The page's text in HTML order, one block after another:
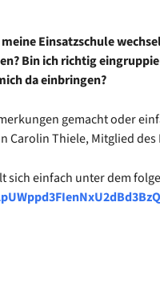
Ein­satz­schu­le
Bin ich rich­tig
da ein­brin­gen?
gemacht oder
Caro­lin Thie­le, Mit­glied
sich ein­fach unter dem